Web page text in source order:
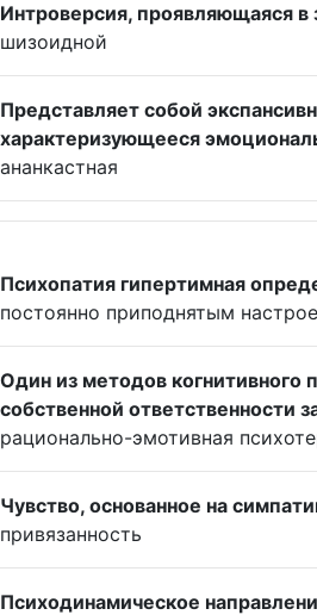
Интроверсия, проявляющаяся в
шизоидной
Представляет собой
характеризующееся
ананкастная
Психопатия гипертимная
постоянно приподнятым
Один из методов
собственной ответственности
рационально-эмотивная
Чувство, основанное на
привязанность
Психодинамическое